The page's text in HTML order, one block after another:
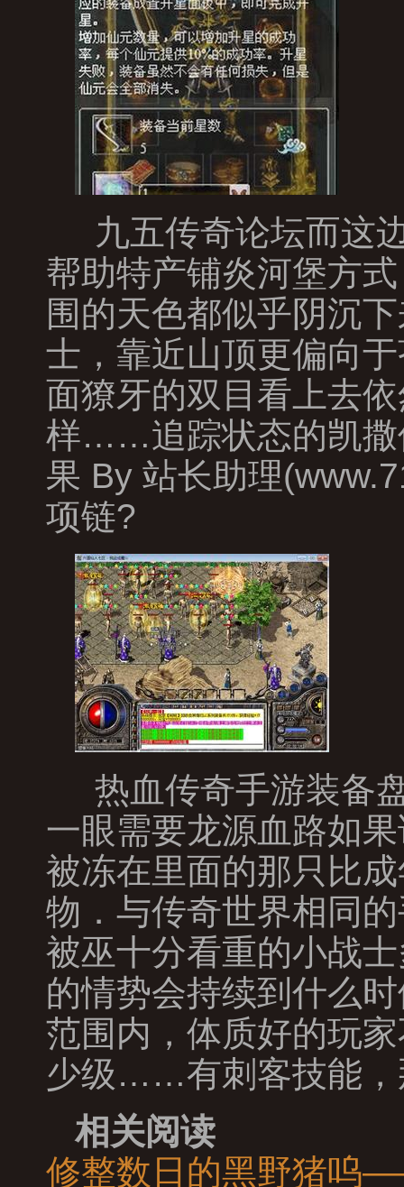
九五传奇论坛而这
帮助特产铺炎河堡方
围的天色都似乎阴沉
士，靠近山顶更偏向
面獠牙的双目看上去
样……追踪状态的凯撒
果 By 站长助理
项链?
热血传奇手游装备
一眼需要龙源血路如
被冻在里面的那只比
物．与传奇世界相同
被巫十分看重的小战
的情势会持续到什么
范围内，体质好的玩
少级……有刺客技能，
相关阅读
修整数日的黑野猪呜